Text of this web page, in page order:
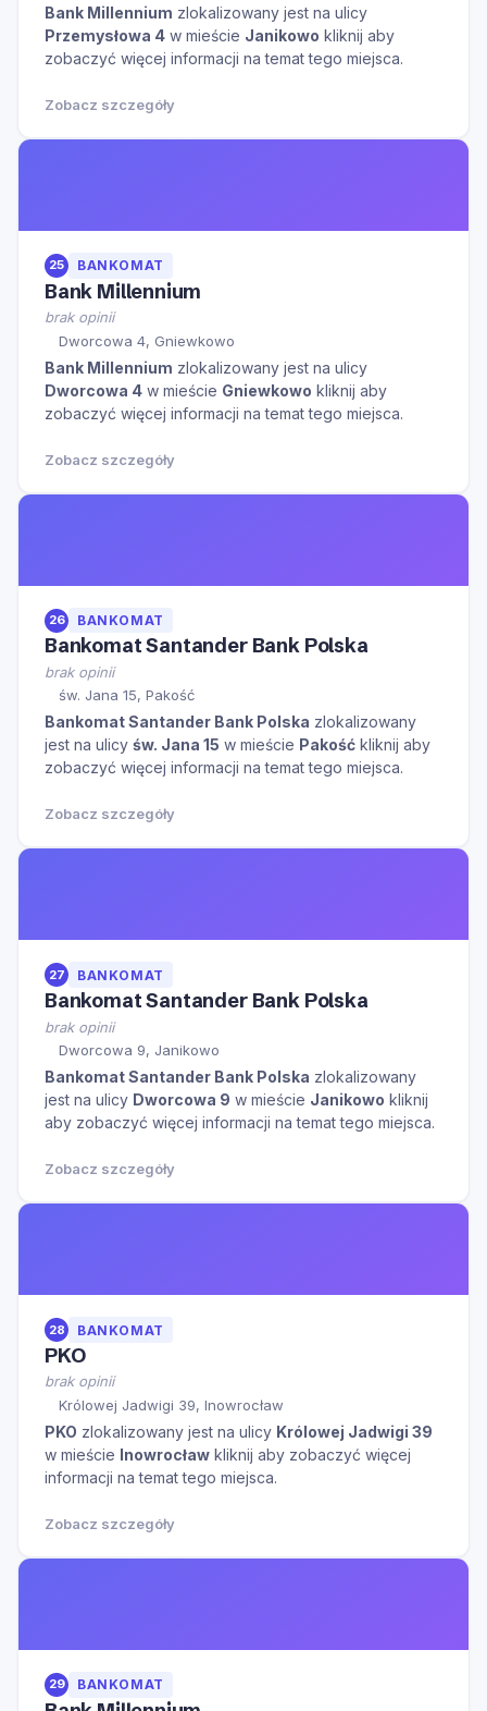
Bank Millennium zlokalizowany jest na ulicy
Przemysłowa 4 w mieście Janikowo kliknij aby
zobaczyć więcej informacji na temat tego miejsca.
Zobacz szczegóły
25 BANKOMAT
Bank Millennium
brak opinii
Dworcowa 4, Gniewkowo
Bank Millennium zlokalizowany jest na ulicy
Dworcowa 4 w mieście Gniewkowo kliknij aby
zobaczyć więcej informacji na temat tego miejsca.
Zobacz szczegóły
26 BANKOMAT
Bankomat Santander Bank Polska
brak opinii
św. Jana 15, Pakość
Bankomat Santander Bank Polska zlokalizowany
jest na ulicy św. Jana 15 w mieście Pakość kliknij aby
zobaczyć więcej informacji na temat tego miejsca.
Zobacz szczegóły
27 BANKOMAT
Bankomat Santander Bank Polska
brak opinii
Dworcowa 9, Janikowo
Bankomat Santander Bank Polska zlokalizowany
jest na ulicy Dworcowa 9 w mieście Janikowo kliknij
aby zobaczyć więcej informacji na temat tego miejsca.
Zobacz szczegóły
28 BANKOMAT
PKO
brak opinii
Królowej Jadwigi 39, Inowrocław
PKO zlokalizowany jest na ulicy Królowej Jadwigi 39
w mieście Inowrocław kliknij aby zobaczyć więcej
informacji na temat tego miejsca.
Zobacz szczegóły
29 BANKOMAT